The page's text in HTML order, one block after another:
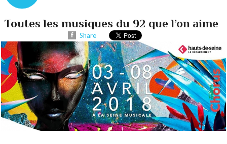
Toutes les musiques du 92 que l’on aime
Share